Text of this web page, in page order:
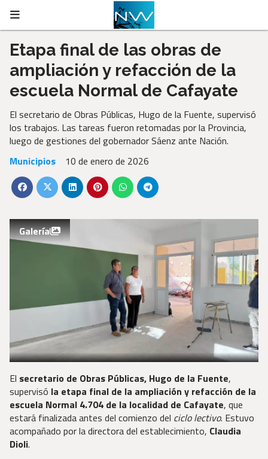
Etapa final de las obras de
ampliación y refacción de la
escuela Normal de Cafayate
El secretario de Obras Públicas, Hugo de la Fuente, supervisó
los trabajos. Las tareas fueron retomadas por la Provincia,
luego de gestiones del gobernador Sáenz ante Nación.
Municipios
10 de enero de 2026
Galería
El secretario de Obras Públicas, Hugo de la Fuente,
supervisó la etapa final de la ampliación y refacción de la
escuela Normal 4.704 de la localidad de Cafayate, que
estará finalizada antes del comienzo del ciclo lectivo. Estuvo
acompañado por la directora del establecimiento, Claudia
Dioli.